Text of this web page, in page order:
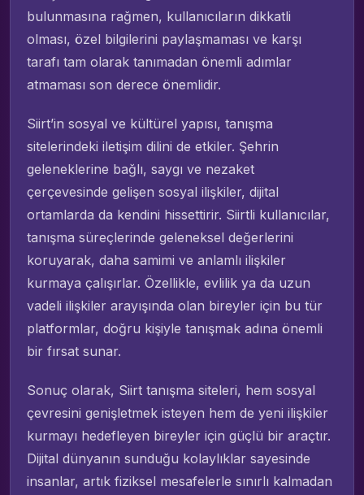
bulunmasına rağmen, kullanıcıların dikkatli
olması, özel bilgilerini paylaşmaması ve karşı
tarafı tam olarak tanımadan önemli adımlar
atmaması son derece önemlidir.
Siirt’in sosyal ve kültürel yapısı, tanışma
sitelerindeki iletişim dilini de etkiler. Şehrin
geleneklerine bağlı, saygı ve nezaket
çerçevesinde gelişen sosyal ilişkiler, dijital
ortamlarda da kendini hissettirir. Siirtli kullanıcılar,
tanışma süreçlerinde geleneksel değerlerini
koruyarak, daha samimi ve anlamlı ilişkiler
kurmaya çalışırlar. Özellikle, evlilik ya da uzun
vadeli ilişkiler arayışında olan bireyler için bu tür
platformlar, doğru kişiyle tanışmak adına önemli
bir fırsat sunar.
Sonuç olarak, Siirt tanışma siteleri, hem sosyal
çevresini genişletmek isteyen hem de yeni ilişkiler
kurmayı hedefleyen bireyler için güçlü bir araçtır.
Dijital dünyanın sunduğu kolaylıklar sayesinde
insanlar, artık fiziksel mesafelerle sınırlı kalmadan